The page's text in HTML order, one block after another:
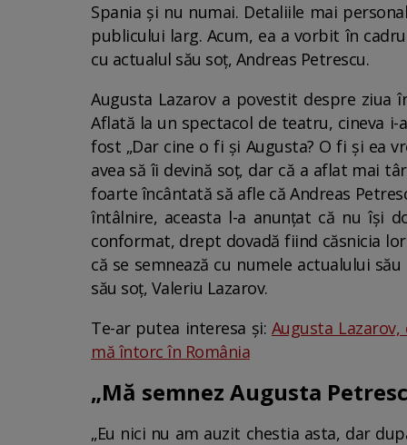
Spania și nu numai. Detaliile mai
publicului larg. Acum, ea a vorbit în
cu actualul său soț, Andreas Petrescu.
Augusta Lazarov a povestit despre
Aflată la un spectacol de teatru, cineva
fost „Dar cine o fi și Augusta? O fi și ea
avea să îi devină soț, dar că a aflat mai
foarte încântată să afle că Andreas
întâlnire, aceasta l-a anunțat că nu își
conformat, drept dovadă fiind căsnicia
că se semnează cu numele actualului
său soț, Valeriu Lazarov.
Te-ar putea interesa și: Augusta
mă întorc în România
„Mă semnez Augusta
„Eu nici nu am auzit chestia asta, dar